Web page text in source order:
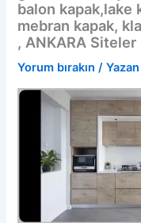
balon kapak,lake
mebran kapak,
, ANKARA Siteler
Yorum bırakın / Yazan